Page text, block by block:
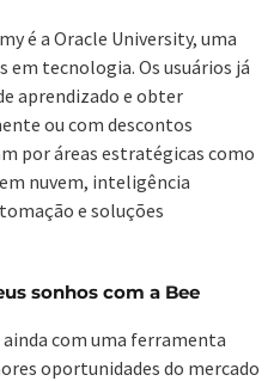
é a Oracle University, uma
em tecnologia. Os usuários já
aprendizado e obter
ou com descontos
por áreas estratégicas como
nuvem, inteligência
e soluções
sonhos com a Bee
com uma ferramenta
oportunidades do mercado